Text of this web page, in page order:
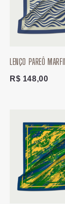
LENÇO PAREÔ
R$ 148,00